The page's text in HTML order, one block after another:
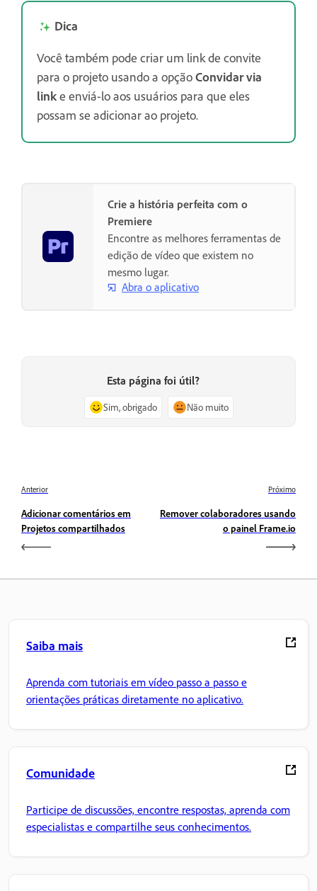
Dica
Você também pode criar um link de convite
para o projeto usando a opçãoConvidar via
linke enviá-lo aos usuários para que eles
possam se adicionar ao projeto.
Crie a história perfeita com o
Premiere
Encontre as melhores ferramentas de
edição de vídeo que existem no
mesmo lugar.
Abra o aplicativo
Esta página foi útil?
Sim, obrigado Não muito
Anterior
Adicionar comentários em
Projetos compartilhados
Próximo
Remover colaboradores usando
o painel Frame.io
Saiba mais
Aprenda com tutoriais em vídeo passo a passo e
orientações práticas diretamente no aplicativo.
Comunidade
Participe de discussões, encontre respostas, aprenda com
especialistas e compartilhe seus conhecimentos.